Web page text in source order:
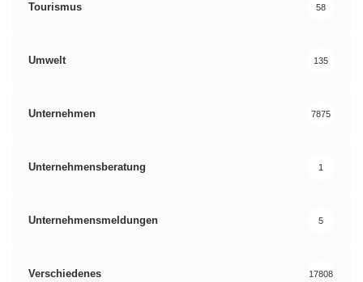
Tourismus 58
Umwelt 135
Unternehmen 7875
Unternehmensberatung 1
Unternehmensmeldungen 5
Verschiedenes 17808